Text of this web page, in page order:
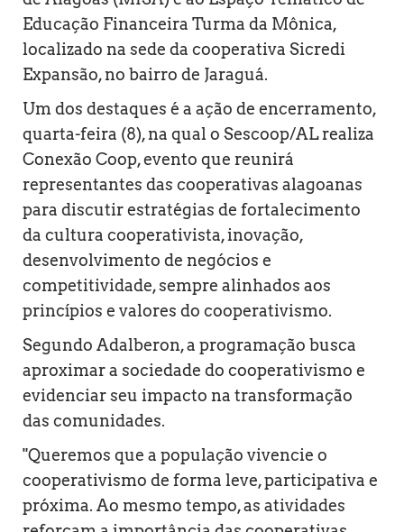
Educação Financeira Turma da Mônica,
localizado na sede da cooperativa Sicredi
Expansão, no bairro de Jaraguá.
Um dos destaques é a ação de encerramento,
quarta-feira (8), na qual o Sescoop/AL realiza
Conexão Coop, evento que reunirá
representantes das cooperativas alagoanas
para discutir estratégias de fortalecimento
da cultura cooperativista, inovação,
desenvolvimento de negócios e
competitividade, sempre alinhados aos
princípios e valores do cooperativismo.
Segundo Adalberon, a programação busca
aproximar a sociedade do cooperativismo e
evidenciar seu impacto na transformação
das comunidades.
"Queremos que a população vivencie o
cooperativismo de forma leve, participativa e
próxima. Ao mesmo tempo, as atividades